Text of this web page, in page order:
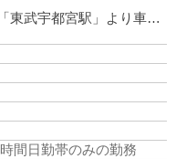
東武鉄道「東武宇都宮駅」より車で20分
間日勤帯のみの勤務